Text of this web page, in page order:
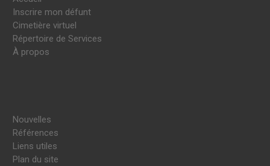
Inscrire mon défunt
Cimetière virtuel
Répertoire de Services
À propos
Nouvelles
Références
Liens utiles
Plan du site